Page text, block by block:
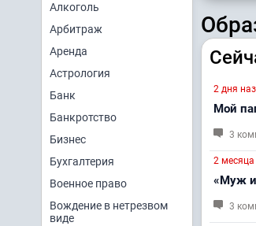
Алкоголь
Арбитраж
Аренда
Астрология
Банк
Банкротство
Бизнес
Бухгалтерия
Военное право
Вождение в нетрезвом
виде
2 дня
Мой
3
2
«Муж и
3